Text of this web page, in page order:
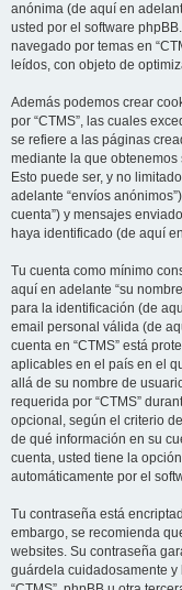
anónima (de aquí en
usted por el software
navegado por temas en
leídos, con objeto de
Además podemos crear
por “CTMS”, las cuales
se refiere a las páginas
mediante la que
Esto puede ser, y no
adelante “envíos
cuenta”) y mensajes
haya identificado (de aquí
Tu cuenta como mínimo
aquí en adelante “su
para la identificación (de
email personal válida (de
cuenta en “CTMS” está
aplicables en el país en el
allá de su nombre de
requerida por “CTMS”
opcional, según el criterio
de qué información en su
cuenta, usted tiene la
automáticamente por el
Tu contraseña está
embargo, se recomienda
websites. Su contraseña
guárdela cuidadosamente